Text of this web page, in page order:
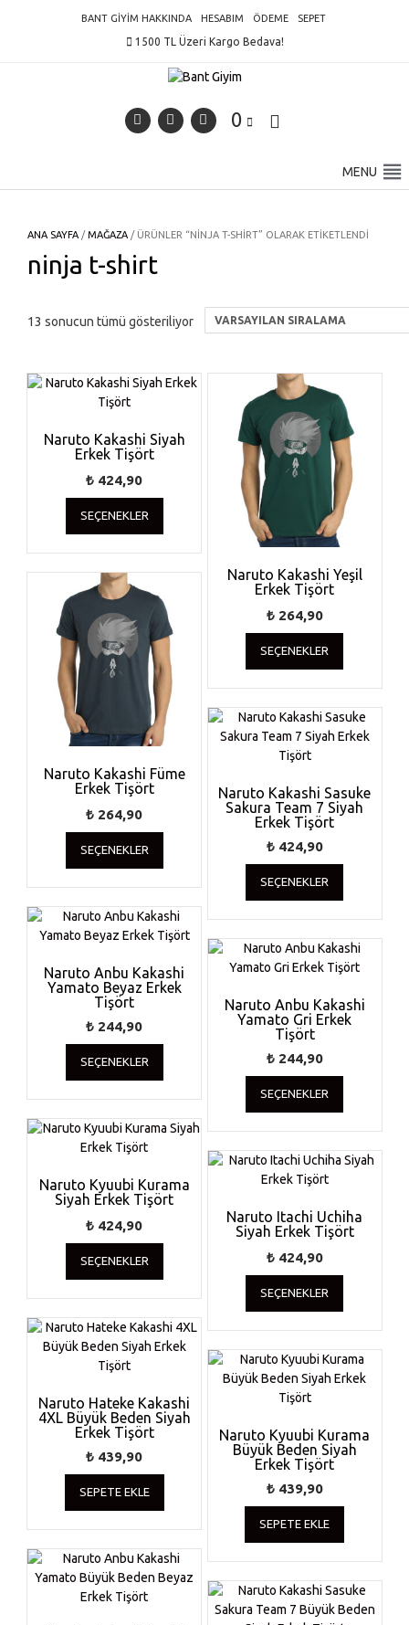
BANT GIYIM HAKKINDA HESABIM ÖDEME SEPET
1500 TL Üzeri Kargo Bedava!
0
MENU
ANA SAYFA /MAĞAZA / ÜRÜNLER “NINJA T-SHIRT” OLARAK ETIKETLENDI
ninja t-shirt
13 sonucun tümü gösteriliyor
Naruto Kakashi Siyah
Erkek Tişört
₺ 424,90
SEÇENEKLER
Bu
birden
fazla
varyasyonu
Seçenekler
ürün
seçilebilir
Naruto Kakashi Yeşil
Erkek Tişört
₺264,90
SEÇENEKLER
Bu
birden
fazla
varyasyonu
var.
seçilebilir
Naruto Kakashi Füme
Erkek Tişört
₺ 264,90
SEÇENEKLER
Bu
birden
fazla
varyasyonu
var.
Seçenekler
ürün
sayfasından
Naruto Kakashi Sasuke
Sakura Team 7 Siyah
Erkek Tişört
₺424,90
SEÇENEKLER
Bu
birden
fazla
varyasyonu
var.
ürün
Naruto Anbu Kakashi
Yamato Beyaz Erkek
Tişört
₺ 244,90
SEÇENEKLER
Bu
birden
fazla
varyasyonu
Seçenekler
ürün
sayfasından
Naruto Anbu Kakashi
Yamato Gri Erkek
Tişört
₺244,90
SEÇENEKLER
Bu
birden
fazla
varyasyonu
ürün
Naruto Kyuubi Kurama
Siyah Erkek Tişört
₺ 424,90
SEÇENEKLER
Bu
birden
fazla
varyasyonu
var.
Seçenekler
sayfasından
seçilebilir
Naruto Itachi Uchiha
Siyah Erkek Tişört
₺424,90
SEÇENEKLER
Bu
birden
fazla
varyasyonu
var.
seçilebilir
Naruto Hateke Kakashi
4XL Büyük Beden Siyah
Erkek Tişört
₺ 439,90
SEPETE EKLE
Naruto Kyuubi Kurama
Büyük Beden Siyah
Erkek Tişört
₺439,90
SEPETE EKLE